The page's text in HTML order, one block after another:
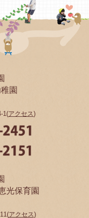
園
1(アクセス)
光保育園
アクセス)